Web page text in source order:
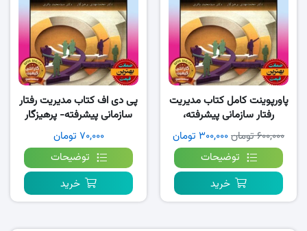
پاورپوینت کامل کتاب مدیریت
رفتار سازمانی پیشرفته،
پرهیزگار
۶۰۰,۰۰۰ تومان
۳۰۰,۰۰۰ تومان
توضیحات
خرید
پی دی اف کتاب مدیریت رفتار
سازمانی پیشرفته- پرهیزگار
باقری PDF
۷۰,۰۰۰ تومان
توضیحات
خرید